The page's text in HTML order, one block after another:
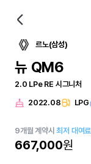
르노(삼성)
뉴 QM6
2.0 LPe RE 시그니처
2022.08 LPG
9개월 계약시최저 대여료
667,000원